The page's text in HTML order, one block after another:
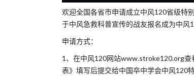
欢迎全国各省市申请成立中风120省级特
于中风急救科普宣传的战友报名成为中风
申请方式：
1、在中风120网站www.stroke120.org查
表》填写后提交给中国卒中学会中风120